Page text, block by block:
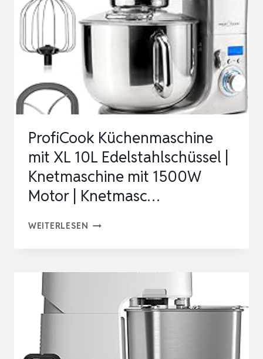
|
KNETMASCHINE
MIT
2500W
METALLGETRIEBE
LED…
ProfiCook Küchenmaschine
mit XL 10L Edelstahlschüssel |
Knetmaschine mit 1500W
Motor | Knetmasc…
WEITERLESEN PROFICOOK
EDELSTAHLSCHÜSSEL
KNETMASCHINE